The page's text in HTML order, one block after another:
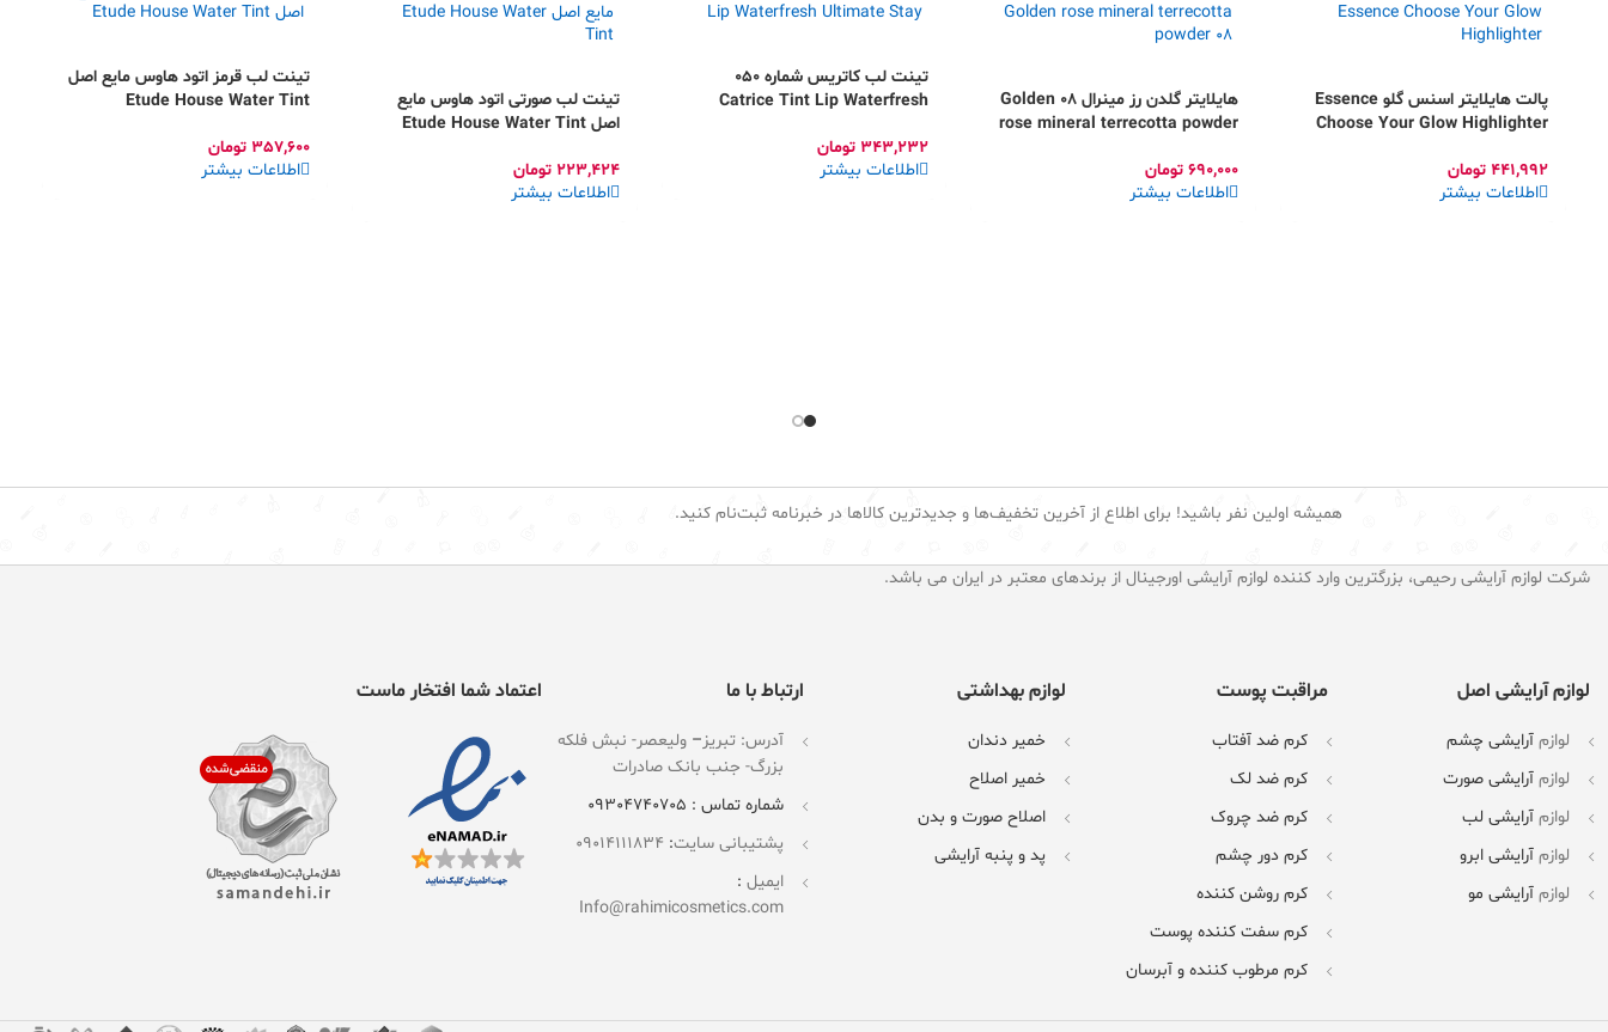
پالت هایلایتر اسنس گلو Essence
Choose Your Glow Highlighter
441,992 تومان
اطلاعات بیشتر
هایلایتر گلدن رز مینرال 08 Golden
rose mineral terrecotta powder
690,000 تومان
اطلاعات بیشتر
تینت لب کاتریس شماره 050
Catrice Tint Lip Waterfresh
343,232 تومان
اطلاعات بیشتر
تینت لب صورتی اتود هاوس مایع
اصل Etude House Water Tint
223,424 تومان
اطلاعات بیشتر
تینت لب قرمز اتود هاوس مایع اصل
Etude House Water Tint
357,600 تومان
اطلاعات بیشتر
همیشه اولین نفر باشید! برای اطلاع از آخرین تخفیف‌ها و جدیدترین کالاها در خبرنامه ثبت‌نام کنید.
شرکت لوازم آرایشی رحیمی، بزرگترین وارد کننده لوازم آرایشی اورجینال از برندهای معتبر در ایران می باشد.
لوازم آرایشی اصل
لوازم آرایشی چشم
لوازم آرایشی صورت
لوازم آرایشی لب
لوازم آرایشی ابرو
لوازم آرایشی مو
مراقبت پوست
کرم ضد آفتاب
کرم ضد لک
کرم ضد چروک
کرم دور چشم
کرم روشن کننده
کرم سفت کننده پوست
کرم مرطوب کننده و آبرسان
لوازم بهداشتی
خمیر دندان
خمیر اصلاح
اصلاح صورت و بدن
پد و پنبه آرایشی
ارتباط با ما
آدرس: تبریز– ولیعصر- نبش فلکه
بزرگ- جنب بانک صادرات
شماره تماس : 09304740705
پشتیبانی سایت:
ایمیل :
Info@rahimicosmetics.com
اعتماد شما افتخار ماست